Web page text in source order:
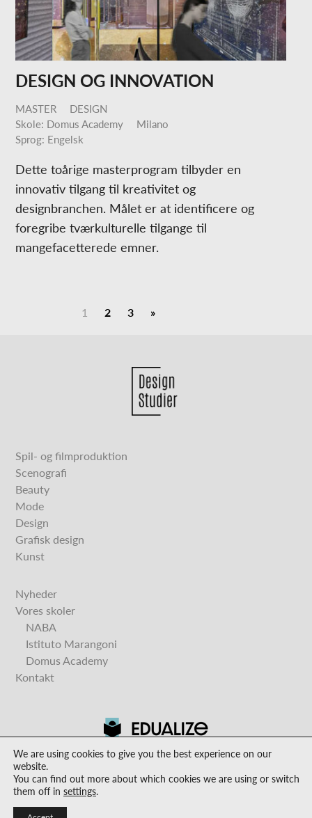
DESIGN OG INNOVATION
MASTER
DESIGN
Skole: Domus Academy
Milano
Sprog: Engelsk
Dette toårige masterprogram tilbyder en
innovativ tilgang til kreativitet og
designbranchen. Målet er at identificere og
foregribe tværkulturelle tilgange til
mangefacetterede emner.
1 2 3 »
Spil- og filmproduktion
Scenografi
Beauty
Mode
Design
Grafisk design
Kunst
Nyheder
Vores skoler
NABA
Istituto Marangoni
Domus Academy
Kontakt
Designstudier er den eksklusive skandinaviske repræsentant og
informationscenter for Istituto Marangoni, NABA, Domus
We are using cookies to give you the best experience on our
website.
You can find out more about which cookies we are using or switch
them off in settings.